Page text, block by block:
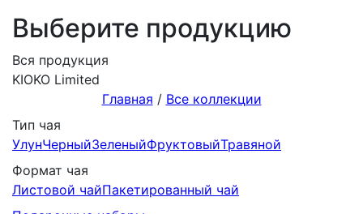
Выберите продукцию
Вся продукция
KIOKO Limited
Главная / Все коллекции
Тип чая
УлунЧерныйЗеленыйФруктовыйТравяной
Формат чая
Листовой чайПакетированный чай